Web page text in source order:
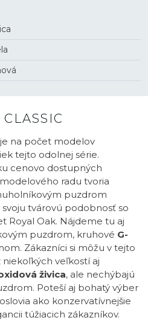
je na počet modelov
tejto odolnej série.
cenovo dostupných
radu tvoria
puzdrom
svoju tvárovú podobnosť so
Royal Oak. Nájdeme tu aj
puzdrom, kruhové G-
Zákazníci si môžu v tejto
veľkostí aj
živica, ale nechýbajú
Poteší aj bohatý výber
ako konzervatívnejšie
túžiacich zákazníkov.